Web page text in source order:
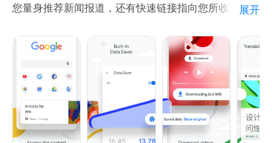
您量身推荐新闻报道，还有快速链接指向您所收藏的网
译。立即下载此版 Chrome，在您的所有设备上享受
一致的 Chrome 网络浏览器体验吧。
快速浏览，减少输入操作。您既可从即搜即得的个性化
搜索结果中进行选择，也可快速浏览之前访问过的网
页。您还可使用“自动填充”功能快速填写表单。
展开